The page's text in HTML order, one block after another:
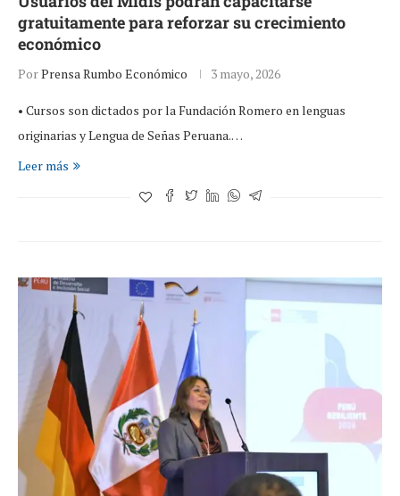
gratuitamente para reforzar su crecimiento
económico
PorPrensa Rumbo Económico 3 mayo, 2026
• Cursos son dictados por la Fundación Romero en lenguas
originarias y Lengua de Señas Peruana.…
Leer más